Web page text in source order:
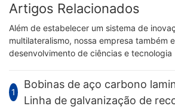
Artigos Relacionados
Além de estabelecer um sistema de
multilateralismo, nossa empresa também
desenvolvimento de ciências e tecnologia
1
Bobinas de aço carbono
Linha de galvanização de